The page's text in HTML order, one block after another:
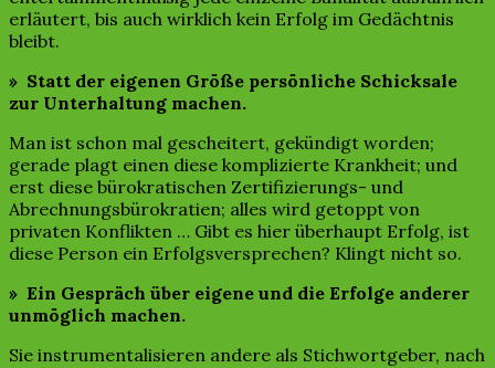
erläutert, bis auch wirklich kein Erfolg im Gedächtnis
bleibt.
» Statt der eigenen Größe persönliche Schicksale
zur Unterhaltung machen.
Man ist schon mal gescheitert, gekündigt worden;
gerade plagt einen diese komplizierte Krankheit; und
erst diese bürokratischen Zertifizierungs- und
Abrechnungsbürokratien; alles wird getoppt von
privaten Konflikten … Gibt es hier überhaupt Erfolg, ist
diese Person ein Erfolgsversprechen? Klingt nicht so.
» Ein Gespräch über eigene und die Erfolge anderer
unmöglich machen.
Sie instrumentalisieren andere als Stichwortgeber, nach